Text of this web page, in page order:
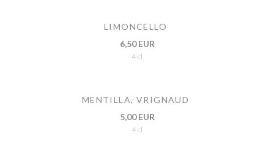
LIMONCELLO
6,50 EUR
4 cl
MENTILLA, VRIGNAUD
5,00 EUR
4 cl